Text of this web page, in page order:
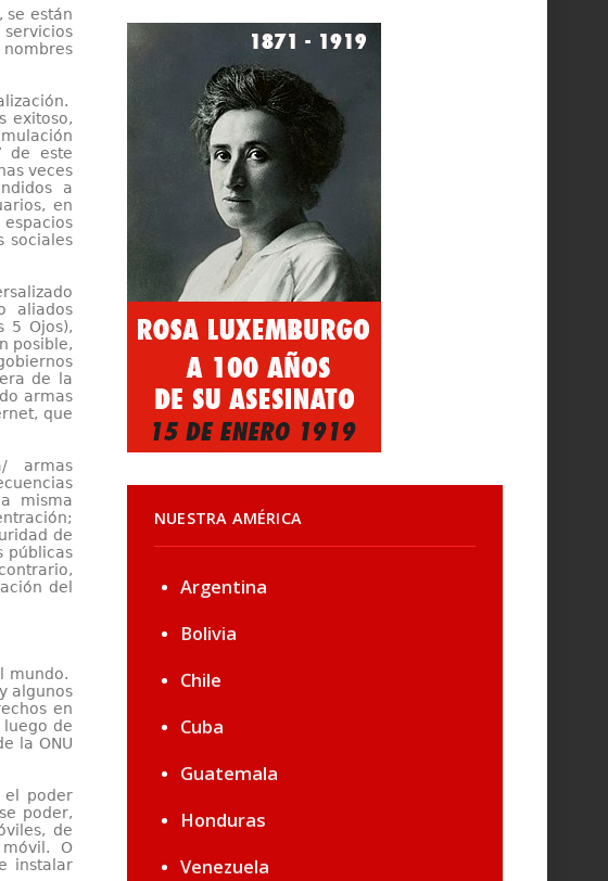
se están
exitoso,
de este
veces
a
en
sociales
aliados
5 Ojos),
posible,
de la
armas
que
armas
misma
de
públicas
del
mundo.
algunos
en
de
la ONU
el poder
poder,
de
móvil. O
instalar
NUESTRA AMÉRICA
Argentina
Bolivia
Chile
Cuba
Guatemala
Honduras
Venezuela